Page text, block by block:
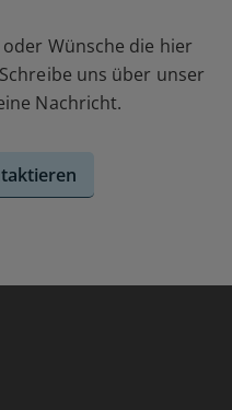
Wünsche die hier
uns über unser
Nachricht.